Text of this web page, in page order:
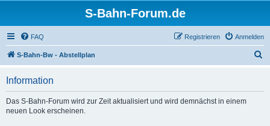
S-Bahn-Forum.de
FAQ Anmelden
Registrieren
S-Bahn-Bw - Abstellplan
Information
Das S-Bahn-Forum wird zur Zeit aktualisiert und wird demnächst in einem
neuen Look erscheinen.